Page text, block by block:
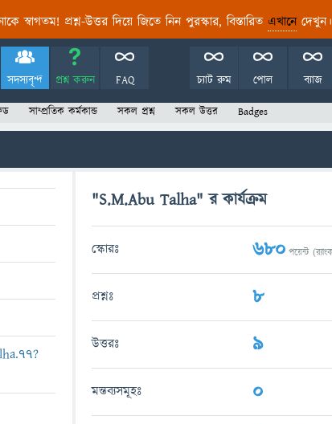
স্বাগতম! প্রশ্ন-উত্তর দিয়ে জিতে নিন পুরস্কার, বিস্তারিত এখানেদেখুন।
সদস্যবৃন্দ প্রশ্ন করুন FAQ ব্যাজ
পোল
চ্যাট রুম
সাম্প্রতিক কর্মকান্ড সকল প্রশ্ন সকল উত্তর Badges
"S.M.Abu Talha" র কার্যক্রম
স্কোরঃ 680 পয়েন্ট
প্রশ্নঃ 8
উত্তরঃ 9
মন্তব্যসমূহঃ 0